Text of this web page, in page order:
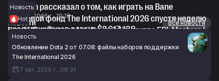
Fishman рассказал о том, как играть на Bane
6 авг. 2026 г., 19:18
Новость
Призовой фонд The International 2026 спустя неделю
продаж наборов достиг $2 617 138
6 авг. 2026 г., 18:48
Hot
Level UP победила No Hoodwink в группе EPL Masters I
по Dota 2
6 авг. 2026 г., 18:44
Новости
Все новости
Новость
Обновление Dota 2 от 07.08: файлы наборов поддержки
The International 2026
7 авг. 2026 г., 06:31